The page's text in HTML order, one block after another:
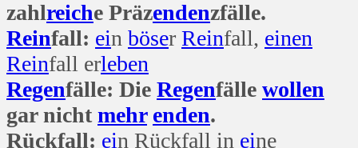
zahlreiche Präzendenzfälle.
Reinfall: ein böser Reinfall, einen
Reinfall erleben
Regenfälle: Die Regenfälle wollen
gar nichtmehr enden.
Rückfall: ein Rückfall in eine